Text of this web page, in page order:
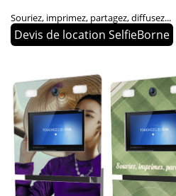
Souriez, imprimez, partagez, diffusez...
Devis de location SelfieBorne